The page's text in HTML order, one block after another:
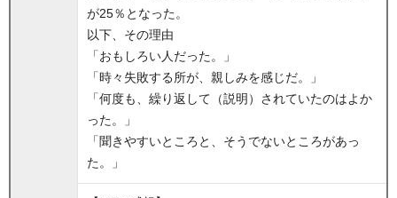
が25％となった。
以下、その理由
「おもしろい人だった。」
「時々失敗する所が、親しみを感じだ。」
「何度も、繰り返して（説明）されていたのはよか
った。」
「聞きやすいところと、そうでないところがあっ
た。」